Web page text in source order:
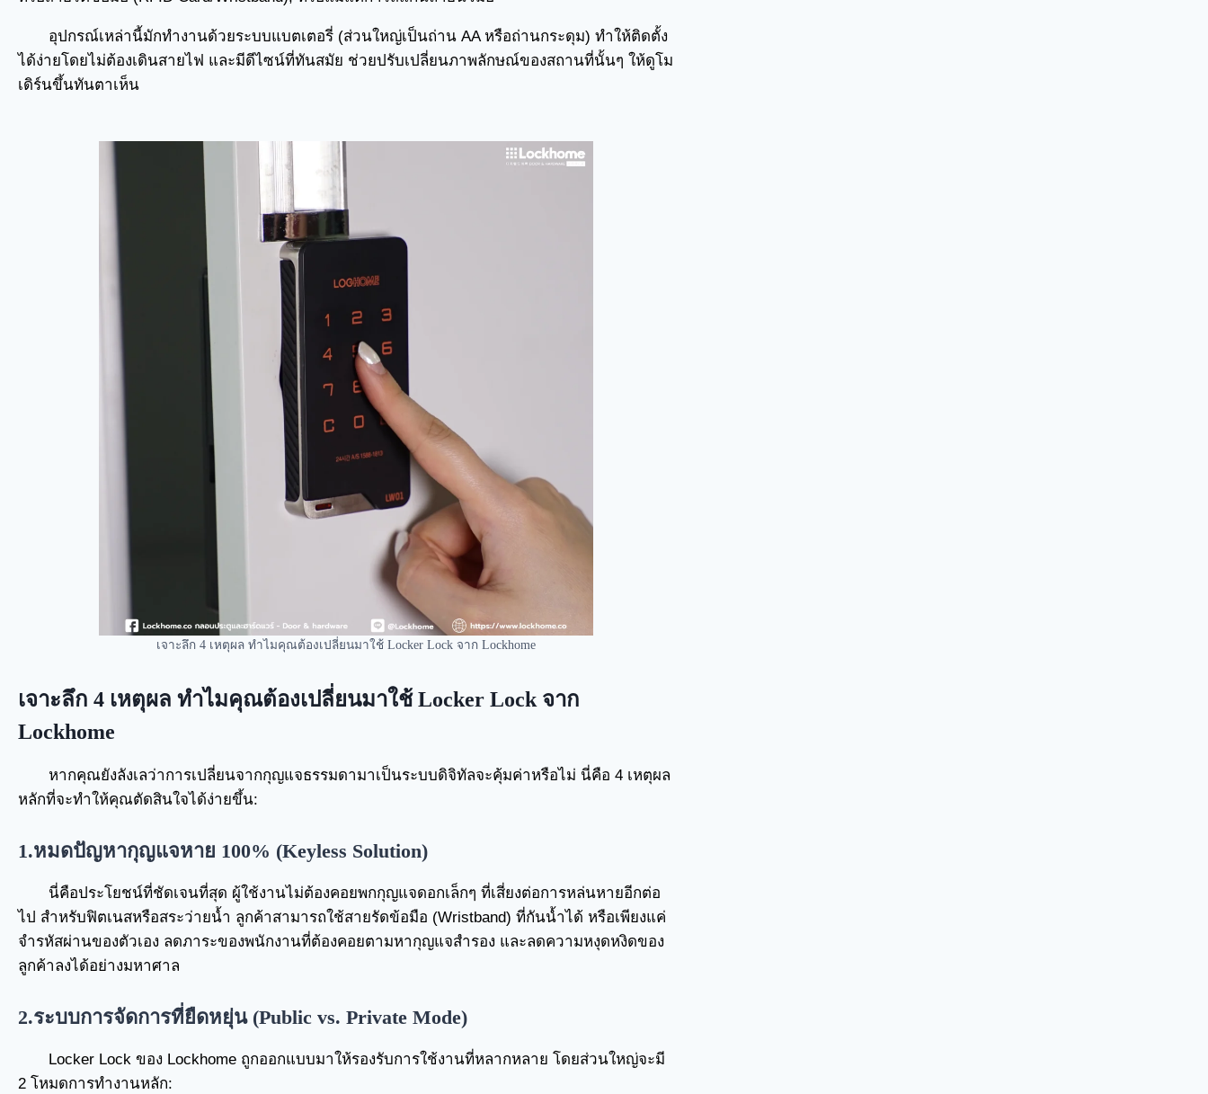
อุปกรณ์เหล่านี้มักทำงานด้วยระบบแบตเตอรี่ (ส่วนใหญ่เป็นถ่าน AA หรือถ่านกระดุม) ทำให้ติดตั้ง
ได้ง่ายโดยไม่ต้องเดินสายไฟ และมีดีไซน์ที่ทันสมัย ช่วยปรับเปลี่ยนภาพลักษณ์ของสถานที่นั้นๆ ให้ดูโม
เดิร์นขึ้นทันตาเห็น
เจาะลึก 4 เหตุผล ทำไมคุณต้องเปลี่ยนมาใช้ Locker Lock จาก Lockhome
เจาะลึก 4 เหตุผล ทำไมคุณต้องเปลี่ยนมาใช้ Locker Lock จาก
Lockhome
หากคุณยังลังเลว่าการเปลี่ยนจากกุญแจธรรมดามาเป็นระบบดิจิทัลจะคุ้มค่าหรือไม่ นี่คือ 4 เหตุผล
หลักที่จะทำให้คุณตัดสินใจได้ง่ายขึ้น:
1.หมดปัญหากุญแจหาย 100% (Keyless Solution)
นี่คือประโยชน์ที่ชัดเจนที่สุด ผู้ใช้งานไม่ต้องคอยพกกุญแจดอกเล็กๆ ที่เสี่ยงต่อการหล่นหายอีกต่อ
ไป สำหรับฟิตเนสหรือสระว่ายน้ำ ลูกค้าสามารถใช้สายรัดข้อมือ (Wristband) ที่กันน้ำได้ หรือเพียงแค่
จำรหัสผ่านของตัวเอง ลดภาระของพนักงานที่ต้องคอยตามหากุญแจสำรอง และลดความหงุดหงิดของ
ลูกค้าลงได้อย่างมหาศาล
2.ระบบการจัดการที่ยืดหยุ่น (Public vs. Private Mode)
Locker Lock ของ Lockhome ถูกออกแบบมาให้รองรับการใช้งานที่หลากหลาย โดยส่วนใหญ่จะมี
2 โหมดการทำงานหลัก: